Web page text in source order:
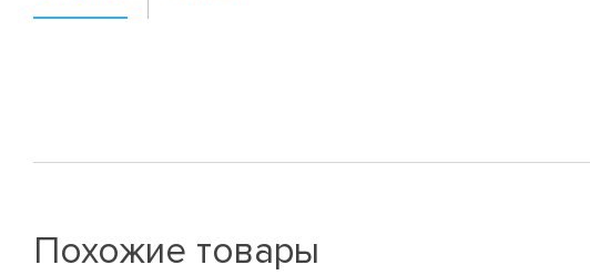
Похожие товары